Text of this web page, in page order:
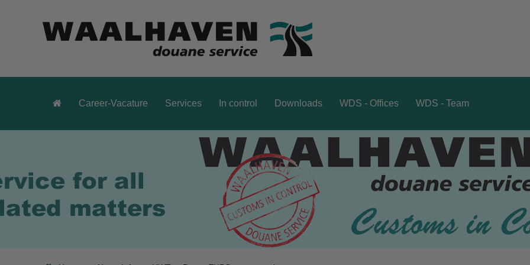
Career-Vacature Services In control Downloads WDS - Offices WDS - Team